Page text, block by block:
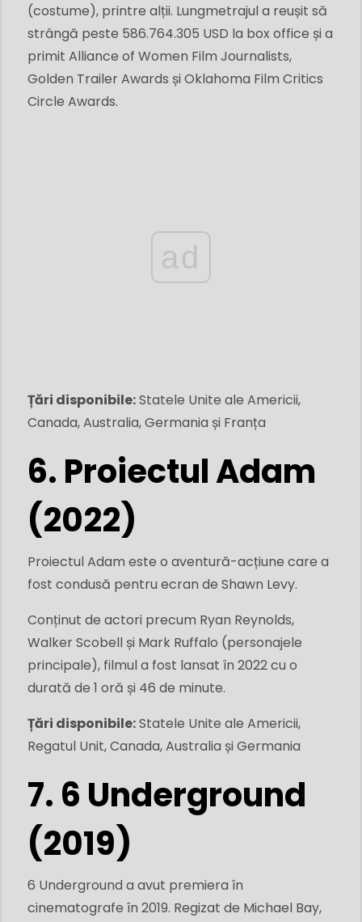
(costume), printre alții. Lungmetrajul a reușit să
strângă peste 586.764.305 USD la box office și a
primit Alliance of Women Film Journalists,
Golden Trailer Awards și Oklahoma Film Critics
Circle Awards.
ad
Țări disponibile:Statele Unite ale Americii,
Canada, Australia, Germania și Franța
6. Proiectul Adam
(2022)
Proiectul Adam este o aventură-acțiune care a
fost condusă pentru ecran de Shawn Levy.
Conținut de actori precum Ryan Reynolds,
Walker Scobell și Mark Ruffalo (personajele
principale), filmul a fost lansat în 2022 cu o
durată de 1 oră și 46 de minute.
Țări disponibile:Statele Unite ale Americii,
Regatul Unit, Canada, Australia și Germania
7. 6 Underground
(2019)
6 Underground a avut premiera în
cinematografe în 2019. Regizat de Michael Bay,